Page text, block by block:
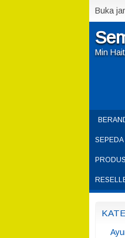
Buka
Min
SEPEDA